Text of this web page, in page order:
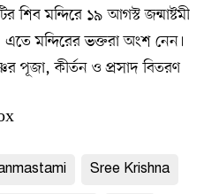
শিব মন্দিরে ১৯ আগস্ট জন্মাষ্টমী
এতে মন্দিরের ভক্তরা অংশ নেন।
পূজা, কীর্তন ও প্রসাদ বিতরণ
Sree Krishna